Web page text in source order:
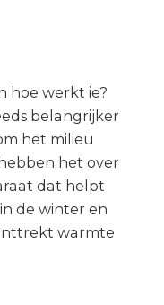
hoe werkt ie?
belangrijker
het milieu
het over
dat helpt
de winter en
warmte